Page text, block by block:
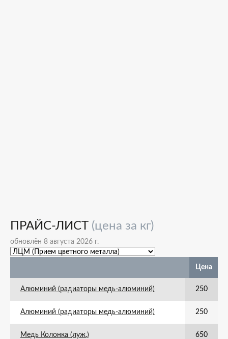
ПРАЙС-ЛИСТ (цена за кг)
обновлён 8 августа 2026 г.
Цена
Алюминий (радиаторы медь-алюминий) 250
Алюминий (радиаторы медь-алюминий) 250
Медь Колонка (луж.) 650